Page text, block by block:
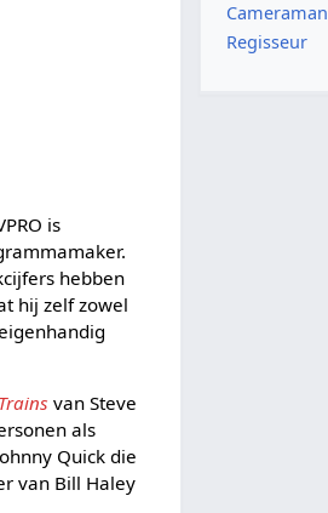
is
hebben
hij zelf zowel
van Steve
als
Quick die
van Bill Haley
Cameraman
Regisseur